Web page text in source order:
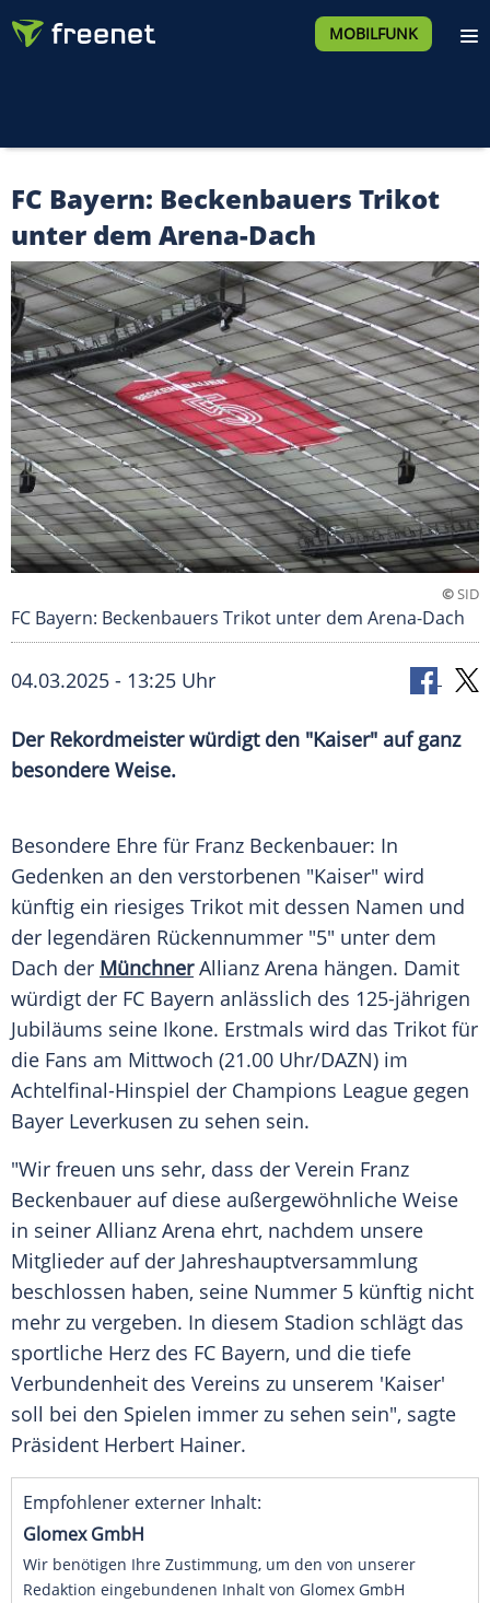
MOBILFUNK
FC Bayern: Beckenbauers Trikot
unter dem Arena-Dach
©SID
FC Bayern: Beckenbauers Trikot unter dem Arena-Dach
04.03.2025 - 13:25 Uhr
Der Rekordmeister würdigt den "Kaiser" auf ganz
besondere Weise.
Besondere Ehre für Franz Beckenbauer: In
Gedenken an den verstorbenen "Kaiser" wird
künftig ein riesiges Trikot mit dessen Namen und
der legendären Rückennummer "5" unter dem
Dach der Münchner Allianz Arena hängen. Damit
würdigt der FC Bayern anlässlich des 125-jährigen
Jubiläums seine Ikone. Erstmals wird das Trikot für
die Fans am Mittwoch (21.00 Uhr/DAZN) im
Achtelfinal-Hinspiel der Champions League gegen
Bayer Leverkusen zu sehen sein.
"Wir freuen uns sehr, dass der Verein Franz
Beckenbauer auf diese außergewöhnliche Weise
in seiner Allianz Arena ehrt, nachdem unsere
Mitglieder auf der Jahreshauptversammlung
beschlossen haben, seine Nummer 5 künftig nicht
mehr zu vergeben. In diesem Stadion schlägt das
sportliche Herz des FC Bayern, und die tiefe
Verbundenheit des Vereins zu unserem 'Kaiser'
soll bei den Spielen immer zu sehen sein", sagte
Präsident Herbert Hainer.
Empfohlener externer Inhalt:
Glomex GmbH
Wir benötigen Ihre Zustimmung, um den von unserer
Redaktion eingebundenen Inhalt von Glomex GmbH